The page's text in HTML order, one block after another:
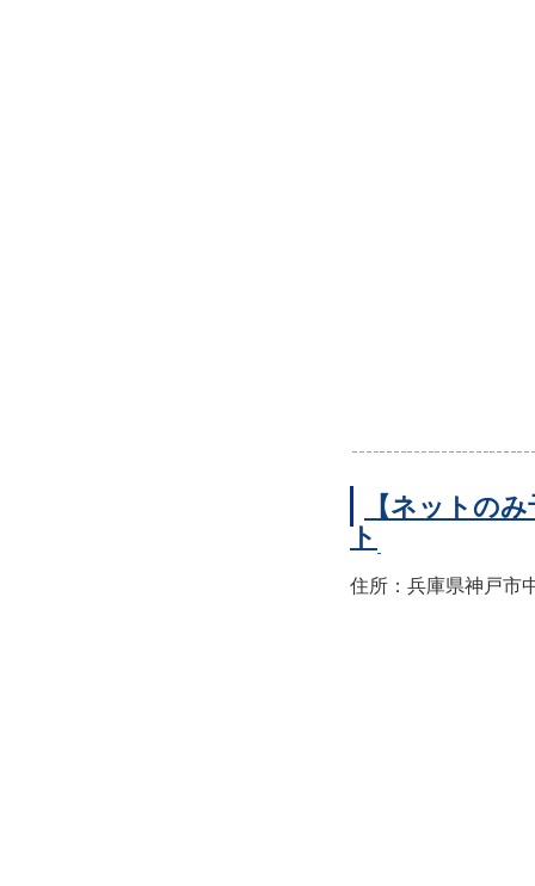
【ネットの
ト
住所：兵庫県神戸市